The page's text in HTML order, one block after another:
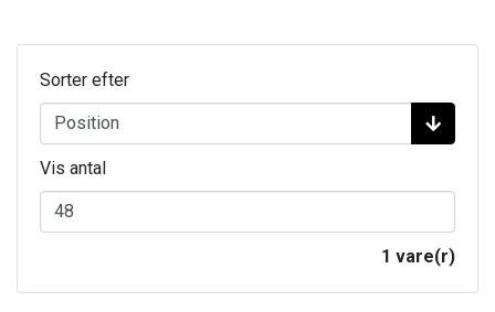
Sorter efter
Vis antal
1 vare(r)